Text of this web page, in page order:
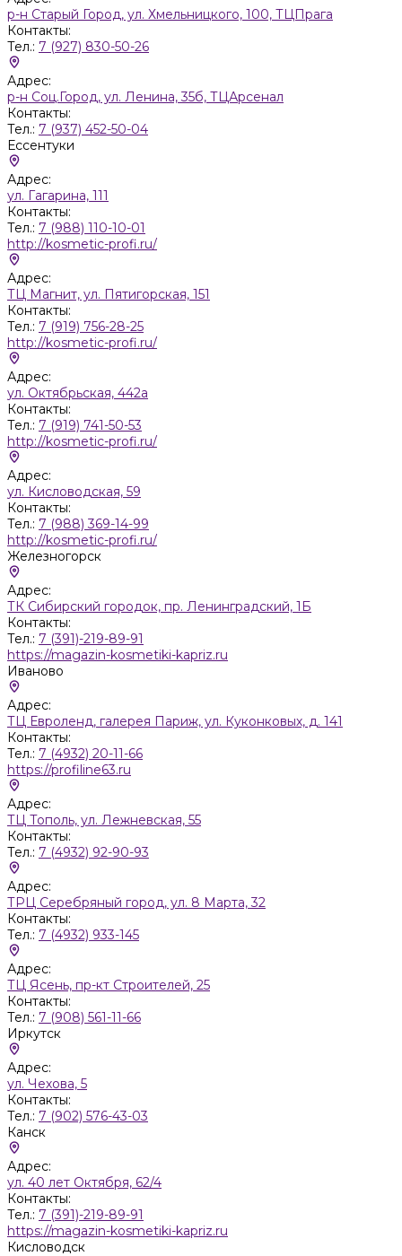
р-н Старый Город, ул. Хмельницкого, 100, ТЦПрага
Контакты:
Тел.: 7 (927) 830-50-26
Адрес:
р-н Соц.Город, ул. Ленина, 35б, ТЦАрсенал
Контакты:
Тел.: 7 (937) 452-50-04
Ессентуки
Адрес:
ул. Гагарина, 111
Контакты:
Тел.: 7 (988) 110-10-01
http://kosmetic-profi.ru/
Адрес:
ТЦ Магнит, ул. Пятигорская, 151
Контакты:
Тел.: 7 (919) 756-28-25
http://kosmetic-profi.ru/
Адрес:
ул. Октябрьская, 442а
Контакты:
Тел.: 7 (919) 741-50-53
http://kosmetic-profi.ru/
Адрес:
ул. Кисловодская, 59
Контакты:
Тел.: 7 (988) 369-14-99
http://kosmetic-profi.ru/
Железногорск
Адрес:
ТК Сибирский городок, пр. Ленинградский, 1Б
Контакты:
Тел.: 7 (391)-219-89-91
https://magazin-kosmetiki-kapriz.ru
Иваново
Адрес:
ТЦ Евроленд, галерея Париж, ул. Куконковых, д. 141
Контакты:
Тел.: 7 (4932) 20-11-66
https://profiline63.ru
Адрес:
ТЦ Тополь, ул. Лежневская, 55
Контакты:
Тел.: 7 (4932) 92-90-93
Адрес:
ТРЦ Серебряный город, ул. 8 Марта, 32
Контакты:
Тел.: 7 (4932) 933-145
Адрес:
ТЦ Ясень, пр-кт Строителей, 25
Контакты:
Тел.: 7 (908) 561-11-66
Иркутск
Адрес:
ул. Чехова, 5
Контакты:
Тел.: 7 (902) 576-43-03
Канск
Адрес:
ул. 40 лет Октября, 62/4
Контакты:
Тел.: 7 (391)-219-89-91
https://magazin-kosmetiki-kapriz.ru
Кисловодск